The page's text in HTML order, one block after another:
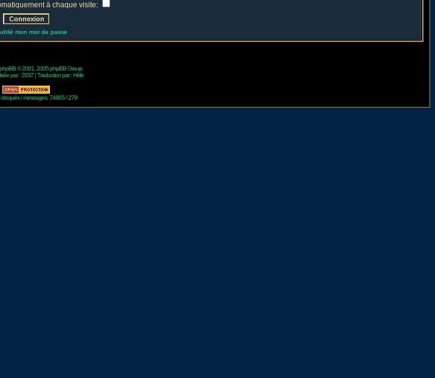
à chaque visite:
mon mot de passe
phpBB© 2001, 2005 phpBB Group
par :2037 | Traduction par :Hélix
bloqués / messages: 74865 / 279